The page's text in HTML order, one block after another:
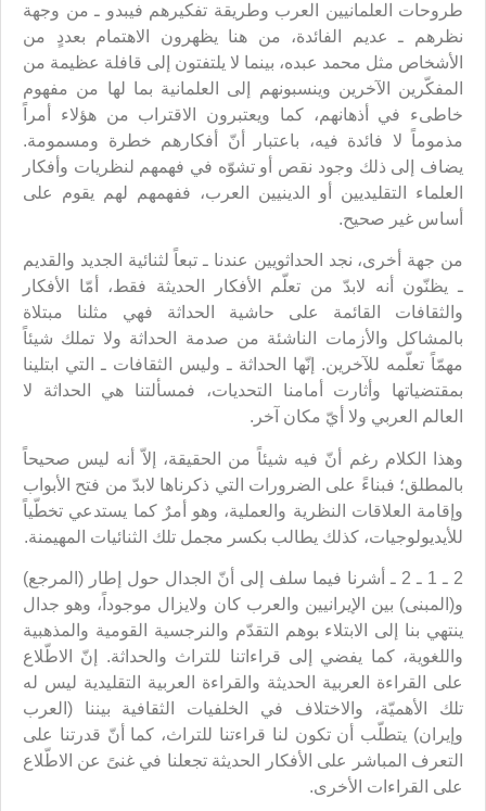
طروحات العلمانيين العرب وطريقة تفكيرهم فيبدو ـ من وجهة
نظرهم ـ عديم الفائدة، من هنا يظهرون الاهتمام بعددٍ من
الأشخاص مثل محمد عبده، بينما لا يلتفتون إلى قافلة عظيمة من
المفكّرين الآخرين وينسبونهم إلى العلمانية بما لها من مفهوم
خاطىء في أذهانهم، كما ويعتبرون الاقتراب من هؤلاء أمراً
مذموماً لا فائدة فيه، باعتبار أنّ أفكارهم خطرة ومسمومة.
يضاف إلى ذلك وجود نقص أو تشوّه في فهمهم لنظريات وأفكار
العلماء التقليديين أو الدينيين العرب، ففهمهم لهم يقوم على
أساس غير صحيح.
من جهة أخرى، نجد الحداثويين عندنا ـ تبعاً لثنائية الجديد والقديم
ـ يظنّون أنه لابدّ من تعلّم الأفكار الحديثة فقط، أمّا الأفكار
والثقافات القائمة على حاشية الحداثة فهي مثلنا مبتلاة
بالمشاكل والأزمات الناشئة من صدمة الحداثة ولا تملك شيئاً
مهمّاً تعلّمه للآخرين. إنّها الحداثة ـ وليس الثقافات ـ التي ابتلينا
بمقتضياتها وأثارت أمامنا التحديات، فمسألتنا هي الحداثة لا
العالم العربي ولا أيّ مكان آخر.
وهذا الكلام رغم أنّ فيه شيئاً من الحقيقة، إلاّ أنه ليس صحيحاً
بالمطلق؛ فبناءً على الضرورات التي ذكرناها لابدّ من فتح الأبواب
وإقامة العلاقات النظرية والعملية، وهو أمرٌ كما يستدعي تخطّياً
للأيديولوجيات، كذلك يطالب بكسر مجمل تلك الثنائيات المهيمنة.
2 ـ 1 ـ 2 ـ أشرنا فيما سلف إلى أنّ الجدال حول إطار (المرجع)
و(المبنى) بين الإيرانيين والعرب كان ولايزال موجوداً، وهو جدال
ينتهي بنا إلى الابتلاء بوهم التقدّم والنرجسية القومية والمذهبية
واللغوية، كما يفضي إلى قراءاتنا للتراث والحداثة. إنّ الاطّلاع
على القراءة العربية الحديثة والقراءة العربية التقليدية ليس له
تلك الأهميّة، والاختلاف في الخلفيات الثقافية بيننا (العرب
وإيران) يتطلّب أن تكون لنا قراءتنا للتراث، كما أنّ قدرتنا على
التعرف المباشر على الأفكار الحديثة تجعلنا في غنىً عن الاطّلاع
على القراءات الأخرى.